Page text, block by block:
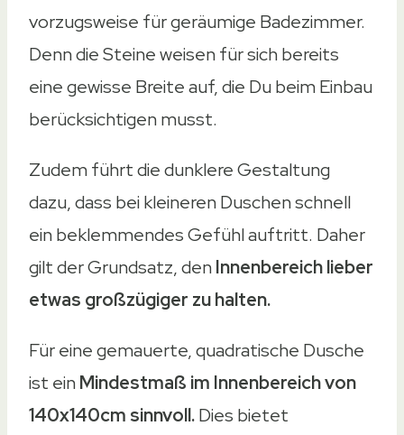
vorzugsweise für geräumige Badezimmer.
Denn die Steine weisen für sich bereits
eine gewisse Breite auf, die Du beim Einbau
berücksichtigen musst.
Zudem führt die dunklere Gestaltung
dazu, dass bei kleineren Duschen schnell
ein beklemmendes Gefühl auftritt. Daher
gilt der Grundsatz, denInnenbereich lieber
etwas großzügiger zu halten.
Für eine gemauerte, quadratische Dusche
ist einMindestmaß im Innenbereich von
140x140cm sinnvoll.Dies bietet